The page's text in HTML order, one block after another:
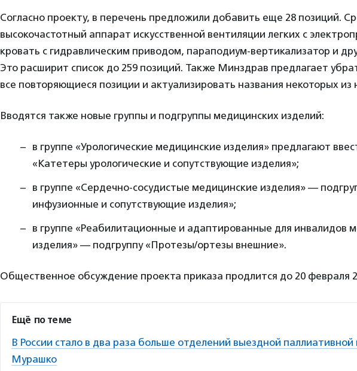
Согласно проекту, в перечень предложили добавить еще 28 позиций.
высокочастотный аппарат искусственной вентиляции легких с
кровать с гидравлическим приводом, параподиум-вертикализатор и
Это расширит список до 259 позиций. Также Минздрав предлагает
все повторяющиеся позиции и актуализировать названия некоторых из
Вводятся также новые группы и подгруппы медицинских изделий:
в группе «Урологические медицинские изделия» предлагают
«Катетеры урологические и сопутствующие изделия»;
в группе «Сердечно-сосудистые медицинские изделия» —
инфузионные и сопутствующие изделия»;
в группе «Реабилитационные и адаптированные для инвалидов
изделия» — подгруппу «Протезы/ортезы внешние».
Общественное обсуждение проекта приказа продлится до 20 февраля
Ещё по теме
В России стало в два раза больше отделений выездной
Мурашко